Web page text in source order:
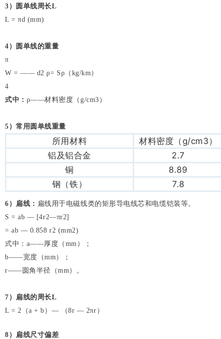
3 ）圆单线周长L
L = πd (mm)
4 ）圆单线的重量
π
W = —— d2 ρ= Sρ（kg/km）
4
式中： ρ——材料密度（g/cm3）
5 ）常用圆单线重量
所用材料
材料密度（g/cm3）
铝及铝合金
2.7
铜
8.89
钢（铁）
7.8
6 ）扁线： 扁线用于电磁线类的矩形导电线芯和电缆铠装等。
S = ab — [4r2—πr2]
= ab — 0.858 r2 (mm2)
式中：a——厚度（mm）；
b——宽度（mm）；
r——圆角半径（mm）。
7 ）扁线的周长L
L = 2（a + b）— （8r — 2πr）
8 ）扁线尺寸偏差